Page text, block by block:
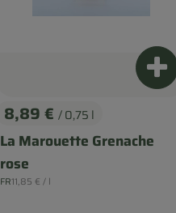
, Preis:
8,89 € / 0,75 l
La Marouette Grenache
rose
, Herkunft:
FR, Referenzpreis:
11,85 € / l